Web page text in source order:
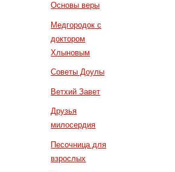
Основы веры
Медгородок с
доктором
Хлыновым
Советы Доулы
Ветхий Завет
Друзья
милосердия
Песочница для
взрослых